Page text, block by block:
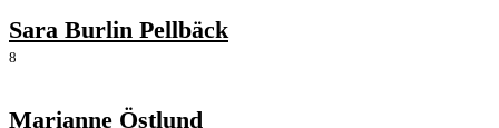
Sara Burlin Pellbäck
8
Marianne Östlund